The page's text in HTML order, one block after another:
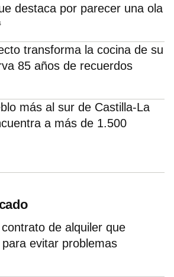
destaca por parecer una ola
transforma la cocina de su
85 años de recuerdos
más al sur de Castilla-La
a más de 1.500
de alquiler que
evitar problemas